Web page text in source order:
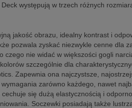
występują w trzech różnych
jakość obrazu, idealny kontrast i
pozwala zyskać niezwykle cenne dla
nie widać w większości gogli
szczególnie dla
Zapewnia ona najczystsze,
zarówno każdego, nawet
się dużą elastycznością i
Soczewki posiadają także